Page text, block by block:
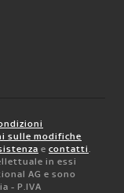
sulle modifiche
e contatti.
in essi
AG e sono
- P.IVA